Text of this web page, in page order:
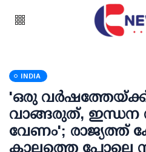
INDIA
'ഒരു
വാങ്ങരുത്, ഇന്ധന
വേണം'; രാജ്യത്ത്
കാലത്തെ പോലെ